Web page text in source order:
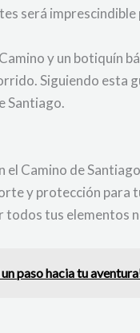
será
y un botiquín
Siguiendo esta
Santiago.
Camino de
y protección para
todos tus elementos
paso hacia tu